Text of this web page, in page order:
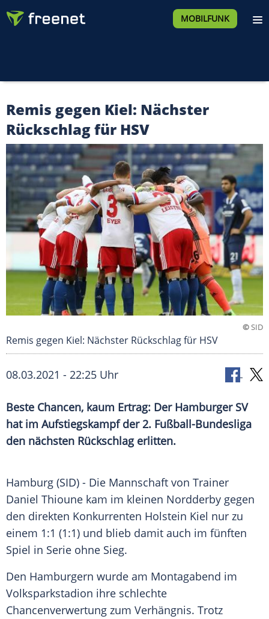
MOBILFUNK
Remis gegen Kiel: Nächster
Rückschlag für HSV
©SID
Remis gegen Kiel: Nächster Rückschlag für HSV
08.03.2021 - 22:25 Uhr
Beste Chancen, kaum Ertrag: Der Hamburger SV
hat im Aufstiegskampfder 2. Fußball-Bundesliga
den nächsten Rückschlag erlitten.
Hamburg (SID) - Die Mannschaft von Trainer
Daniel Thioune kam im kleinen Nordderby gegen
den direkten Konkurrenten Holstein Kiel nur zu
einem 1:1 (1:1) und blieb damit auch im fünften
Spiel in Serie ohne Sieg.
Den Hamburgern wurde am Montagabend im
Volksparkstadion ihre schlechte
Chancenverwertung zum Verhängnis. Trotz